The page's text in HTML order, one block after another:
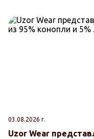
03.08.2026 г.
Uzor Wear